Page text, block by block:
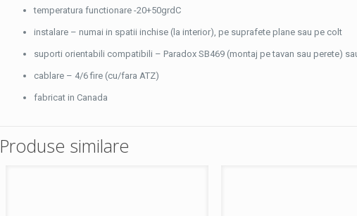
temperatura functionare -20+50grdC
instalare – numai in spatii inchise (la interior), pe suprafete plane sau pe colt
suporti orientabili compatibili – Paradox SB469 (montaj pe tavan sau perete)
cablare – 4/6 fire (cu/fara ATZ)
fabricat in Canada
Produse similare